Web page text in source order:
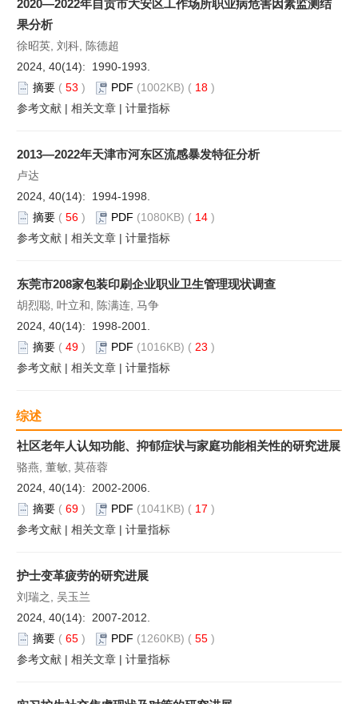
2020—2022年自贡市大安区工作场所职业病危害因素监测结
果分析
徐昭英, 刘科, 陈德超
2024, 40(14): 1990-1993.
摘要 ( 53 ) PDF (1002KB) ( 18 )
参考文献 | 相关文章 | 计量指标
2013—2022年天津市河东区流感暴发特征分析
卢达
2024, 40(14): 1994-1998.
摘要 ( 56 ) PDF (1080KB) ( 14 )
参考文献 | 相关文章 | 计量指标
东莞市208家包装印刷企业职业卫生管理现状调查
胡烈聪, 叶立和, 陈满连, 马争
2024, 40(14): 1998-2001.
摘要 ( 49 ) PDF (1016KB) ( 23 )
参考文献 | 相关文章 | 计量指标
综述
社区老年人认知功能、抑郁症状与家庭功能相关性的研究进展
骆燕, 董敏, 莫蓓蓉
2024, 40(14): 2002-2006.
摘要 ( 69 ) PDF (1041KB) ( 17 )
参考文献 | 相关文章 | 计量指标
护士变革疲劳的研究进展
刘瑞之, 吴玉兰
2024, 40(14): 2007-2012.
摘要 ( 65 ) PDF (1260KB) ( 55 )
参考文献 | 相关文章 | 计量指标